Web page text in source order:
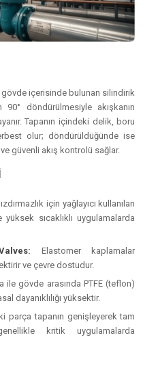
gövde içerisinde bulunan silindirik
döndürülmesiyle akışkanın
Tapanın içindeki delik, boru
olur; döndürüldüğünde ise
güvenli akış kontrolü sağlar.
için yağlayıcı kullanılan
sıcaklıklı uygulamalarda
Elastomer kaplamalar
ve çevre dostudur.
ile gövde arasında PTFE (teflon)
dayanıklılığı yüksektir.
parça tapanın genişleyerek tam
kritik uygulamalarda